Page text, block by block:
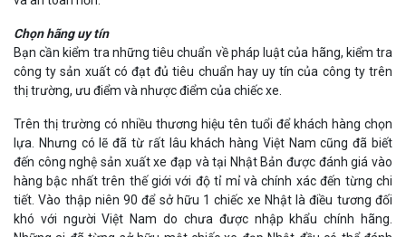
Chọn hãng uy tín
Bạn cần kiểm tra những tiêu chuẩn về pháp luật của hãng, kiểm tra
công ty sản xuất có đạt đủ tiêu chuẩn hay uy tín của công ty trên
thị trường, ưu điểm và nhược điểm của chiếc xe.
Trên thị trường có nhiều thương hiệu tên tuổi để khách hàng chọn
lựa. Nhưng có lẽ đã từ rất lâu khách hàng Việt Nam cũng đã biết
đến công nghệ sản xuất xe đạp và tại Nhật Bản được đánh giá vào
hàng bậc nhất trên thế giới với độ tỉ mỉ và chính xác đến từng chi
tiết. Vào thập niên 90 để sở hữu 1 chiếc xe Nhật là điều tương đối
khó với người Việt Nam do chưa được nhập khẩu chính hãng.